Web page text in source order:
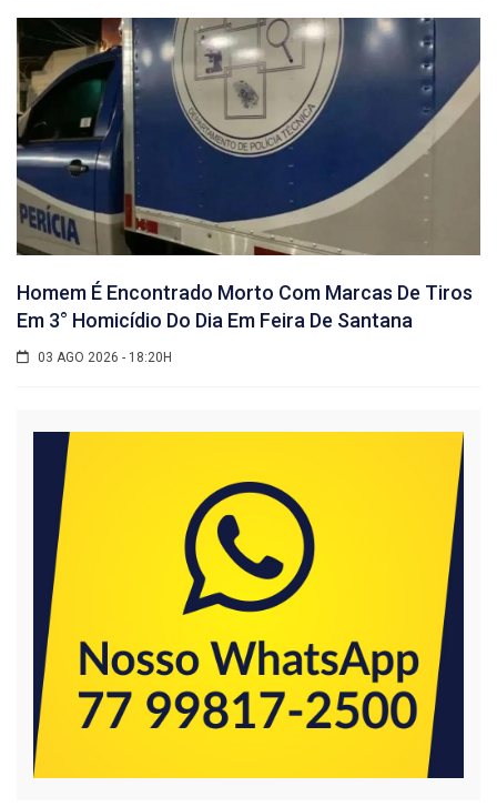
Homem É Encontrado Morto Com Marcas De Tiros
Em 3° Homicídio Do Dia Em Feira De Santana
03 AGO 2026 - 18:20H